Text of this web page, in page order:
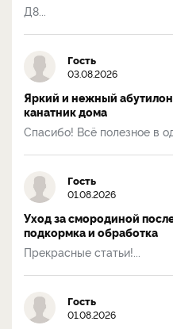
Д8...
Гость
03.08.2026
Яркий и нежный
канатник дома
Спасибо! Всё полезное в
Гость
01.08.2026
Уход за смородиной
подкормка и обработка
Прекрасные статьи!...
Гость
01.08.2026